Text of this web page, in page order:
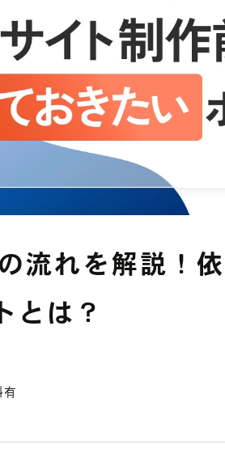
LINEヤフー広
Microsoft広告
YouTube広告
Facebook広告
ブランドスト
広告運用コンサル
アカウントプラン
中途募集採用フ
流れを解説！
とは？
有